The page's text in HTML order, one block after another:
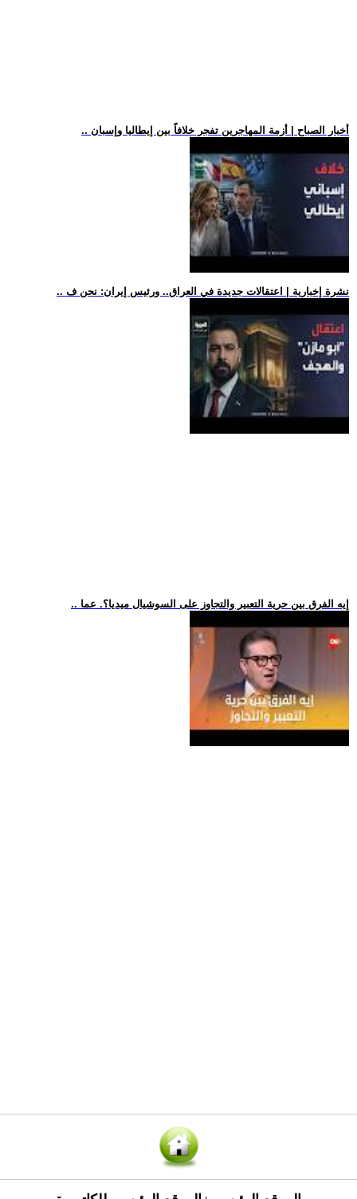
.. أخبار الصباح | أزمة المهاجرين تفجر خلافاً بين إيطاليا وإسبان
.. نشرة إخبارية | اعتقالات جديدة في العراق.. ورئيس إيران: نحن ف
.. إيه الفرق بين حرية التعبير والتجاوز على السوشيال ميديا؟. عما